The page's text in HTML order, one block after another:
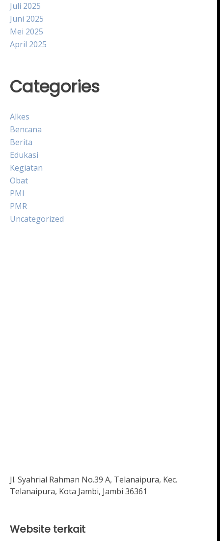
Juli 2025
Juni 2025
Mei 2025
April 2025
Categories
Alkes
Bencana
Berita
Edukasi
Kegiatan
Obat
PMI
PMR
Uncategorized
Jl. Syahrial Rahman No.39 A, Telanaipura, Kec.
Telanaipura, Kota Jambi, Jambi 36361
Website terkait